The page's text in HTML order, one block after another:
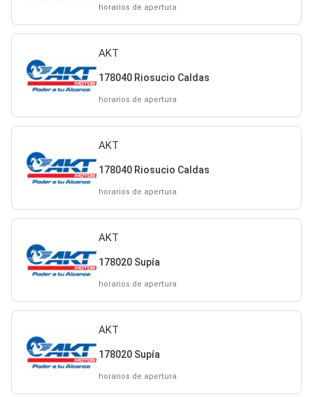
horarios de apertura
AKT
178040 Riosucio Caldas
horarios de apertura
AKT
178040 Riosucio Caldas
horarios de apertura
AKT
178020 Supía
horarios de apertura
AKT
178020 Supía
horarios de apertura